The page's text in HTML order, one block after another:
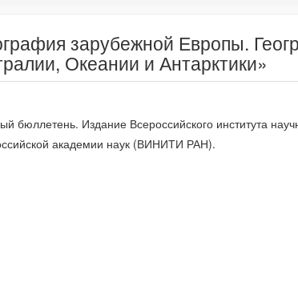
зарубежной Европы.
Океании и Антарктики»
бюллетень. Издание Всероссийского института
академии наук (ВИНИТИ РАН).